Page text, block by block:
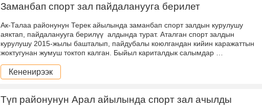
Заманбап спорт зал пайдаланууга берилет
Ак-Талаа районунун Терек айылында заманбап спорт залдын курулушу
аяктап, пайдаланууга берилүү алдында турат. Аталган спорт залдын
курулушу 2015-жылы башталып, пайдубалы коюлгандан кийин каражаттын
жоктугунан жумуш токтоп калган. Быйыл кариталдык салымдар …
Кененирээк
Түп районунун Арал айылында спорт зал ачылды